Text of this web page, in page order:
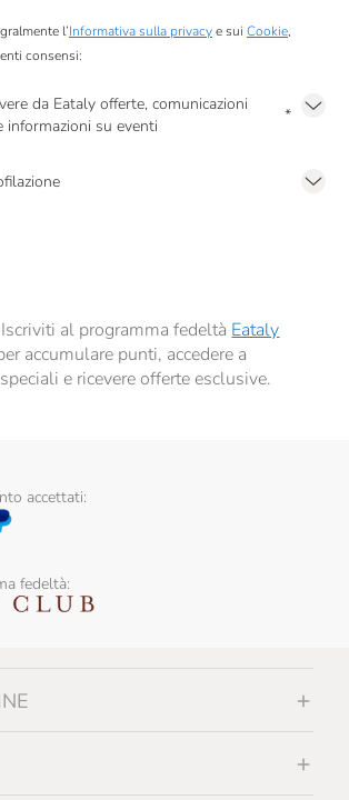
l’Informativa sulla privacye sui Cookie,
consensi:
da Eataly offerte, comunicazioni
informazioni su eventi
*
personalizzate, in caso di consenso prestato ai
Iscriviti al programma fedeltà Eataly
accumulare punti, accedere a
e ricevere offerte esclusive.
accettati:
fedeltà: